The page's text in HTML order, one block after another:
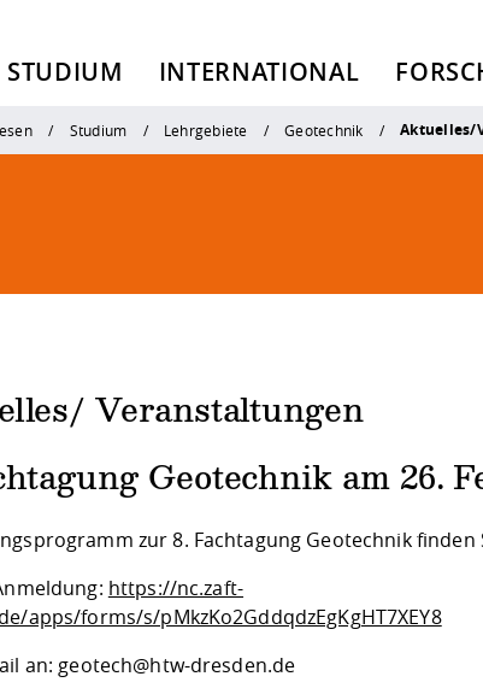
STUDIUM INTERNATIONAL
Studium Lehrgebiete Geotechnik Aktuelles/
Veranstaltungen
Geotechnik am 26.
zur 8. Fachtagung Geotechnik finden
https://nc.zaft-
apps/forms/s/pMkzKo2GddqdzEgKgHT7XEY8
an: geotech@htw-dresden.de